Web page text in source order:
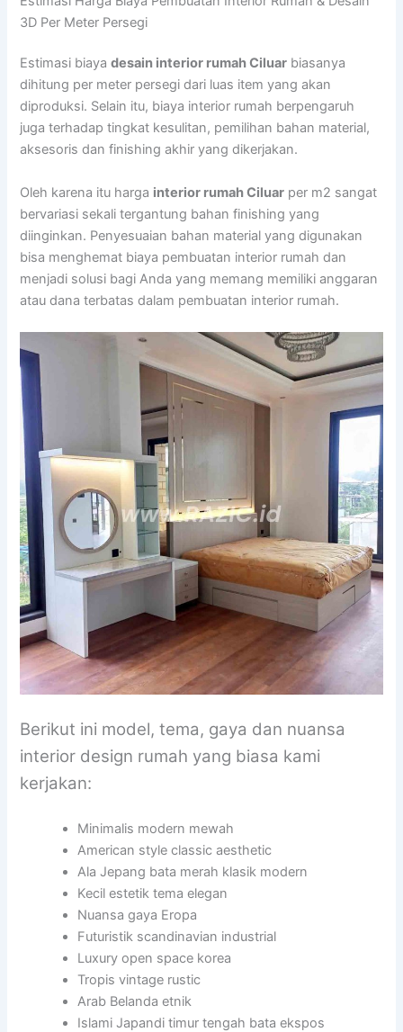
3D Per Meter Persegi
Estimasi biayadesain interior rumah Ciluar biasanya
dihitung per meter persegi dari luas item yang akan
diproduksi. Selain itu, biaya interior rumah berpengaruh
juga terhadap tingkat kesulitan, pemilihan bahan material,
aksesoris dan finishing akhir yang dikerjakan.
Oleh karena itu harga interior rumah Ciluar per m2 sangat
bervariasi sekali tergantung bahan finishing yang
diinginkan. Penyesuaian bahan material yang digunakan
bisa menghemat biaya pembuatan interior rumah dan
menjadi solusi bagi Anda yang memang memiliki anggaran
atau dana terbatas dalam pembuatan interior rumah.
Berikut ini model, tema, gaya dan nuansa
interior design rumah yang biasa kami
kerjakan:
Minimalis modern mewah
American style classic aesthetic
Ala Jepang bata merah klasik modern
Kecil estetik tema elegan
Nuansa gaya Eropa
Futuristik scandinavian industrial
Luxury open space korea
Tropis vintage rustic
Arab Belanda etnik
Islami Japandi timur tengah bata ekspos